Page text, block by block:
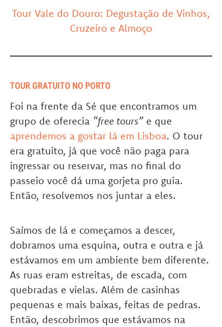
Tour Vale do Douro: Degustação de Vinhos,
Cruzeiro e Almoço
TOUR GRATUITO NO PORTO
Foi na frente da Sé que encontramos um
grupo de oferecia “free tours” e que
aprendemos a gostar lá em Lisboa. O tour
era gratuito, já que você não paga para
ingressar ou reservar, mas no final do
passeio você dá uma gorjeta pro guia.
Então, resolvemos nos juntar a eles.
Saímos de lá e começamos a descer,
dobramos uma esquina, outra e outra e já
estávamos em um ambiente bem diferente.
As ruas eram estreitas, de escada, com
quebradas e vielas. Além de casinhas
pequenas e mais baixas, feitas de pedras.
Então, descobrimos que estávamos na